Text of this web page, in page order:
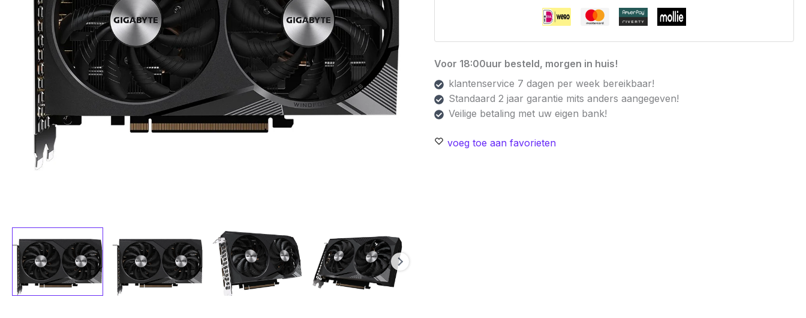
Voor 18:00uur besteld, morgen in huis!
klantenservice 7 dagen per week bereikbaar!
Standaard 2 jaar garantie mits anders aangegeven!
Veilige betaling met uw eigen bank!
voeg toe aan favorieten